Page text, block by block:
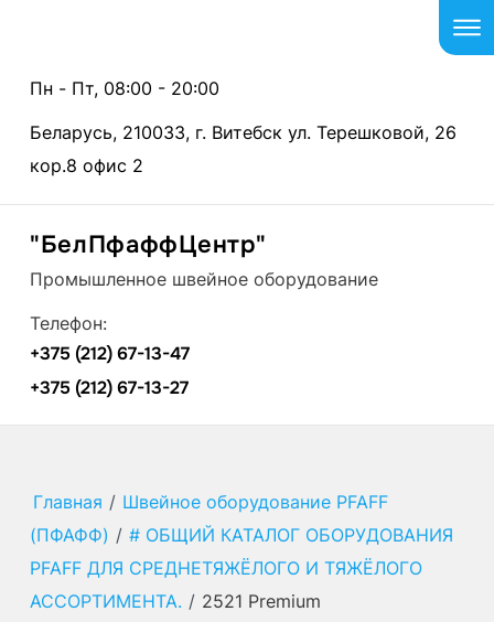
Пн - Пт, 08:00 - 20:00
Беларусь, 210033, г. Витебск ул. Терешковой, 26
кор.8 офис 2
"БелПфаффЦентр"
Промышленное швейное оборудование
Телефон:
+375 (212) 67-13-47
+375 (212) 67-13-27
Главная / Швейное оборудование PFAFF
(ПФАФФ) / # ОБЩИЙ КАТАЛОГ ОБОРУДОВАНИЯ
PFAFF ДЛЯ СРЕДНЕТЯЖЁЛОГО И ТЯЖЁЛОГО
АССОРТИМЕНТА. / 2521 Premium